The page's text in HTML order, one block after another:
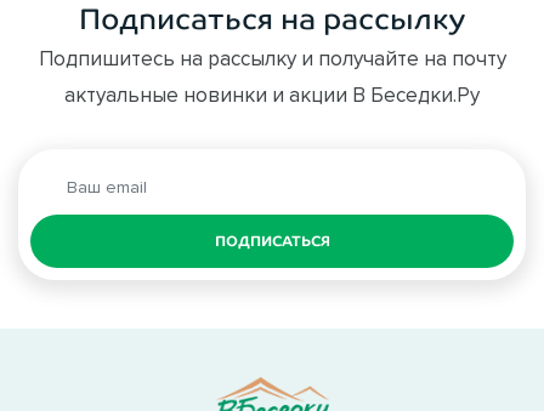
Подписаться на рассылку
Подпишитесь на рассылку и получайте на почту
актуальные новинки и акции В Беседки.Ру
ПОДПИСАТЬСЯ